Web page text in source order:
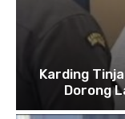
Karding
Dorong